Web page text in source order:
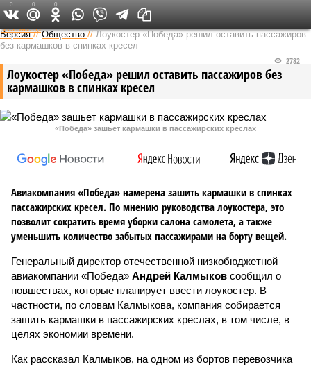
Федеральный выпуск
Версия //Общество //Лоукостер «Победа» решил оставить пассажиров
без кармашков в спинках кресел
Лоукостер «Победа» решил оставить пассажиров без
кармашков в спинках кресел
2782
«Победа» зашьет кармашки в пассажирских креслах
Авиакомпания «Победа» намерена зашить кармашки в спинках
пассажирских кресел. По мнению руководства лоукостера, это
позволит сократить время уборки салона самолета, а также
уменьшить количество забытых пассажирами на борту вещей.
Генеральный директор отечественной низкобюджетной
авиакомпании «Победа» Андрей Калмыков сообщил о
новшествах, которые планирует ввести лоукостер. В
частности, по словам Калмыкова, компания собирается
зашить кармашки в пассажирских креслах, в том числе, в
целях экономии времени.
Как рассказал Калмыков, на одном из бортов перевозчика
0 0 0